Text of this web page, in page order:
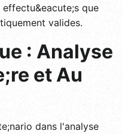
que
valides.
: Analyse
et Au
dans l'analyse